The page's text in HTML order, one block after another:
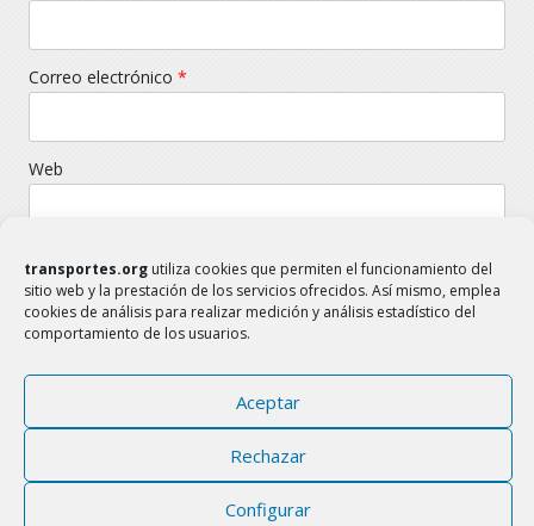
transportes.org utiliza cookies que permiten el funcionamiento del
sitio web y la prestación de los servicios ofrecidos. Así mismo, emplea
cookies de análisis para realizar medición y análisis estadístico del
comportamiento de los usuarios.
Aceptar
Rechazar
Configurar
Correo electrónico *
Web
FAMILIA DEL SECTOR TRANSPORTE
Política de Cookies